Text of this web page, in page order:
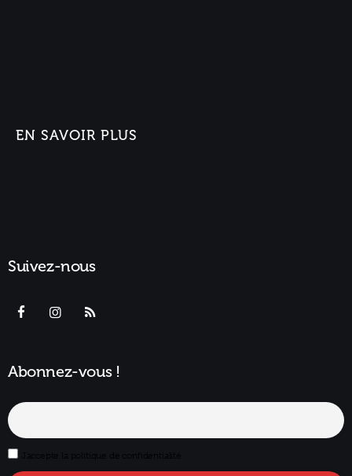
EN SAVOIR PLUS
Suivez-nous
Abonnez-vous !
J'accepte la politique de confidentialité